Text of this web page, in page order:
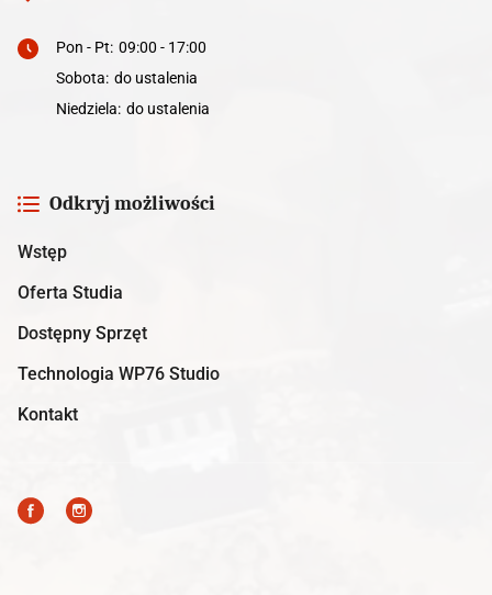
Pon - Pt: 09:00 - 17:00
Sobota: do ustalenia
Niedziela: do ustalenia
Odkryj możliwości
Wstęp
Oferta Studia
Dostępny Sprzęt
Technologia WP76 Studio
Kontakt